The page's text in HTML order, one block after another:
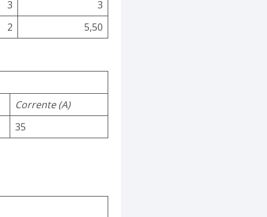
3
3
2 5,50
Corrente (A)
35